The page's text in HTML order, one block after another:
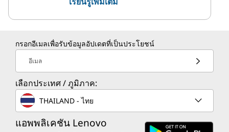
กรอกอีเมลเพื่อรับข้อมูลอัปเดตที่เป็นประโยชน์
อีเมล
เลือกประเทศ / ภูมิภาค:
THAILAND - ไทย
แอพพลิเคชัน Lenovo